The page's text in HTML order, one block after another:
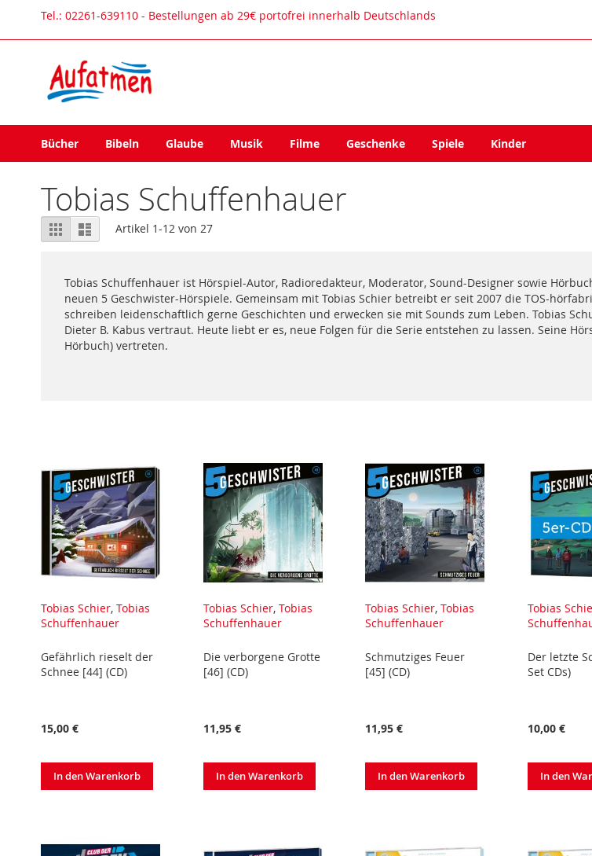
Direkt
Tel.: 02261-639110 - Bestellungen ab 29€ portofrei innerhalb Deutschlands
Bücher Bibeln Glaube Musik Filme Geschenke Spiele Kinder
Tobias Schuffenhauer
Tobias Schuffenhauer ist Hörspiel-Autor, Radioredakteur, Moderator, Sound-Designer sowie
neuen 5 Geschwister-Hörspiele. Gemeinsam mit Tobias Schier betreibt er seit 2007 die TOS-
schreiben leidenschaftlich gerne Geschichten und erwecken sie mit Sounds zum Leben. Tobias
Dieter B. Kabus vertraut. Heute liebt er es, neue Folgen für die Serie entstehen zu lassen. Seine
Hörbuch) vertreten.
Ansicht
als
RasterListe Artikel 1-12 von 27
Tobias Schier, Tobias
Schuffenhauer
Gefährlich rieselt der
Schnee [44] (CD)
15,00 €
In den Warenkorb
Tobias Schier, Tobias
Schuffenhauer
Die verborgene Grotte
[46] (CD)
11,95 €
In den Warenkorb
Tobias Schier,Tobias
Schuffenhauer
Schmutziges Feuer
[45] (CD)
11,95 €
In den Warenkorb
Tobias
Der letzte
Set CDs)
10,00 €
In den